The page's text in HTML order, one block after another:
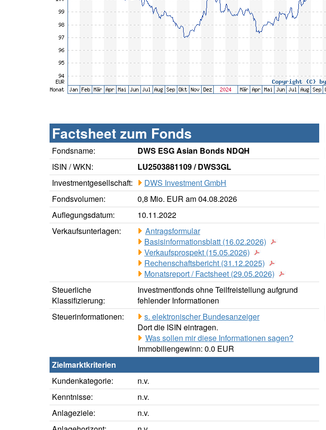
Factsheet zum Fonds
Fondsname:
DWS ESG Asian Bonds NDQH
ISIN / WKN:
LU2503881109 / DWS3GL
Investmentgesellschaft:
DWS Investment GmbH
Fondsvolumen:
0,8 Mio. EUR am 04.08.2026
Auflegungsdatum:
10.11.2022
Verkaufsunterlagen:
Antragsformular
Basisinformationsblatt (16.02.2026)
Verkaufsprospekt (15.05.2026)
Rechenschaftsbericht (31.12.2025)
Monatsreport / Factsheet (29.05.2026)
Steuerliche
Klassifizierung:
Investmentfonds ohne Teilfreistellung aufgrund
fehlender Informationen
Steuerinformationen:
s. elektronischer Bundesanzeiger
Dort die ISIN eintragen.
Was sollen mir diese Informationen sagen?
Immobiliengewinn: 0.0 EUR
Zielmarktkriterien
Kundenkategorie:
n.v.
Kenntnisse:
n.v.
Anlageziele:
n.v.